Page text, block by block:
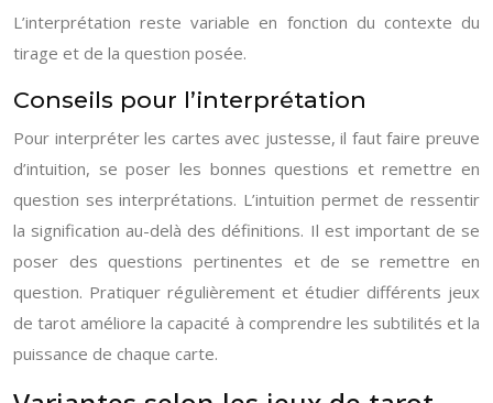
L’interprétation reste variable en fonction du contexte du
tirage et de la question posée.
Conseils pour l’interprétation
Pour interpréter les cartes avec justesse, il faut faire preuve
d’intuition, se poser les bonnes questions et remettre en
question ses interprétations. L’intuition permet de ressentir
la signification au-delà des définitions. Il est important de se
poser des questions pertinentes et de se remettre en
question. Pratiquer régulièrement et étudier différents jeux
de tarot améliore la capacité à comprendre les subtilités et la
puissance de chaque carte.